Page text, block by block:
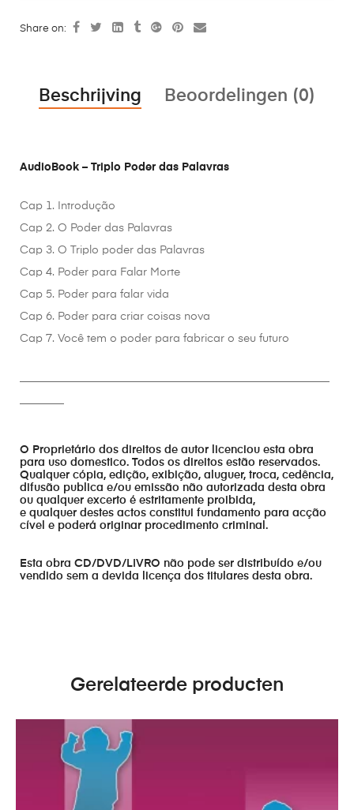
Share on:
Beschrijving Beoordelingen (0)
AudioBook – Triplo Poder das Palavras
Cap 1. Introdução
Cap 2. O Poder das Palavras
Cap 3. O Triplo poder das Palavras
Cap 4. Poder para Falar Morte
Cap 5. Poder para falar vida
Cap 6. Poder para criar coisas nova
Cap 7. Você tem o poder para fabricar o seu futuro
O Proprietário dos direitos de autor licenciou esta obra
para uso domestico. Todos os direitos estão reservados.
Qualquer cópia, edição, exibição, aluguer, troca, cedência,
difusão publica e/ou emissão não autorizada desta obra
ou qualquer excerto é estritamente proibida,
e qualquer destes actos constitui fundamento para acção
cível e poderá originar procedimento criminal.
Esta obra CD/DVD/LIVRO não pode ser distribuído e/ou
vendido sem a devida licença dos titulares desta obra.
Gerelateerde producten